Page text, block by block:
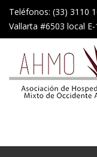
Teléfonos: (33)
Vallarta #6503 local